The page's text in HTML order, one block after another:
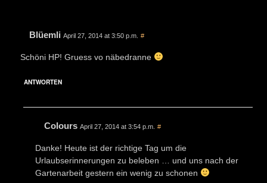
Blüemli April 27, 2014 at 3:50 p.m. #
Schöni HP! Gruess vo näbedranne
ANTWORTEN
Colours April 27, 2014 at 3:54 p.m. #
Danke! Heute ist der richtige Tag um die
Urlaubserinnerungen zu beleben … und uns nach der
Gartenarbeit gestern ein wenig zu schonen